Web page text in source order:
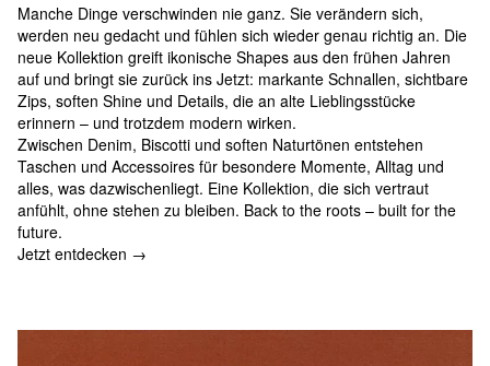
Manche Dinge verschwinden nie ganz. Sie verändern sich,
werden neu gedacht und fühlen sich wieder genau richtig an. Die
neue Kollektion greift ikonische Shapes aus den frühen Jahren
auf und bringt sie zurück ins Jetzt: markante Schnallen, sichtbare
Zips, soften Shine und Details, die an alte Lieblingsstücke
erinnern – und trotzdem modern wirken.
Zwischen Denim, Biscotti und soften Naturtönen entstehen
Taschen und Accessoires für besondere Momente, Alltag und
alles, was dazwischenliegt. Eine Kollektion, die sich vertraut
anfühlt, ohne stehen zu bleiben. Back to the roots – built for the
future.
Jetzt entdecken →